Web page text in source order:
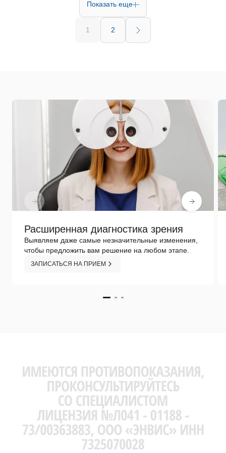
Показать еще
1 2
Расширенная диагностика зрения
Выявляем даже самые незначительные изменения,
чтобы предложить вам решение на любом этапе.
ЗАПИСАТЬСЯ НА ПРИЕМ